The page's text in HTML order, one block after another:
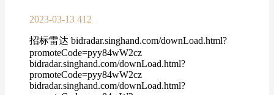
2023-03-13 412
招标雷达 bidradar.singhand.com/downLoad.html?
promoteCode=pyy84wW2cz
bidradar.singhand.com/downLoad.html?
promoteCode=pyy84wW2cz
bidradar.singhand.com/downLoad.html?